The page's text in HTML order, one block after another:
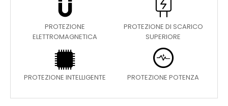
PROTEZIONE
ELETTROMAGNETICA
PROTEZIONE DI SCARICO
SUPERIORE
PROTEZIONE INTELLIGENTE PROTEZIONE POTENZA